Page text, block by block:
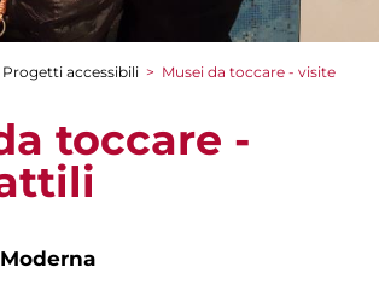
Progetti accessibili > Musei da toccare - visite
toccare -